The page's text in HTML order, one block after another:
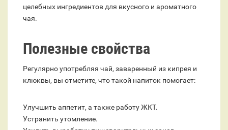
целебных ингредиентов для вкусного и ароматного
чая.
Полезные свойства
Регулярно употребляя чай, заваренный из кипрея и
клюквы, вы отметите, что такой напиток помогает:
Улучшить аппетит, а также работу ЖКТ.
Устранить утомление.